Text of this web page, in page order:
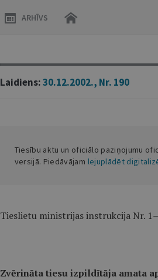
ARHĪVS
Laidiens:30.12.2002., Nr. 190
Tiesību aktu un oficiālo paziņojumu
versijā. Piedāvājam lejuplādēt
Tieslietu ministrijas instrukcija Nr.
Zvērināta tiesu izpildītāja amata